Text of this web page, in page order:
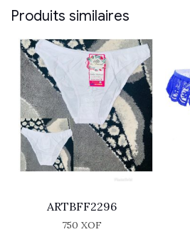
Produits similaires
ARTBFF2296
750XOF